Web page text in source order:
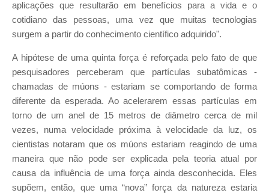
aplicações que resultarão em benefícios para a vida e o
cotidiano das pessoas, uma vez que muitas tecnologias
surgem a partir do conhecimento científico adquirido".
A hipótese de uma quinta força é reforçada pelo fato de que
pesquisadores perceberam que partículas subatômicas -
chamadas de múons - estariam se comportando de forma
diferente da esperada. Ao acelerarem essas partículas em
torno de um anel de 15 metros de diâmetro cerca de mil
vezes, numa velocidade próxima à velocidade da luz, os
cientistas notaram que os múons estariam reagindo de uma
maneira que não pode ser explicada pela teoria atual por
causa da influência de uma força ainda desconhecida. Eles
supõem, então, que uma “nova” força da natureza estaria